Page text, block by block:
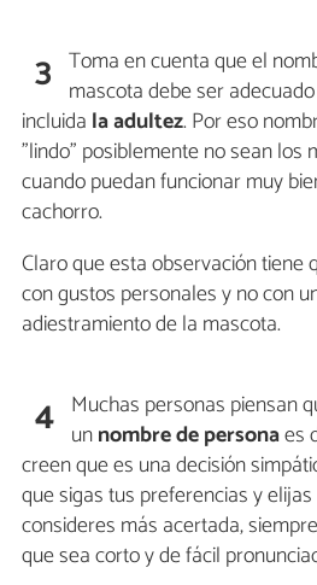
3 Toma en cuenta que el
mascota debe ser
incluida la adultez. Por eso
"lindo" posiblemente no sean los
cuando puedan funcionar muy
cachorro.
Claro que esta observación tiene
con gustos personales y no con
adiestramiento de la mascota.
4 Muchas personas piensan
unnombre de personaes
creen que es una decisión
que sigas tus preferencias y
consideres más acertada,
que sea corto y de fácil